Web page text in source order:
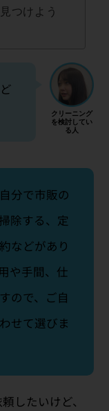
つけよう
分で市販の
除する、定
などがあり
や手間、仕
ので、ご自
せて選びま
したいけど、